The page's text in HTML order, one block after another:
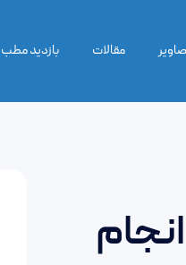
مقالات بازدید مطب